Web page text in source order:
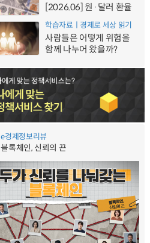
[2026.06] 원·달러 환율
학습자료ㅣ경제로 세상 읽기
사람들은 어떻게 위험을
함께 나누어 왔을까?
e경제정보리뷰
블록체인, 신뢰의 끈